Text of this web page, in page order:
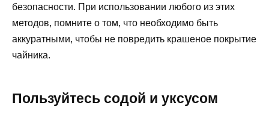
безопасности. При использовании любого из этих
методов, помните о том, что необходимо быть
аккуратными, чтобы не повредить крашеное покрытие
чайника.
Пользуйтесь содой и уксусом